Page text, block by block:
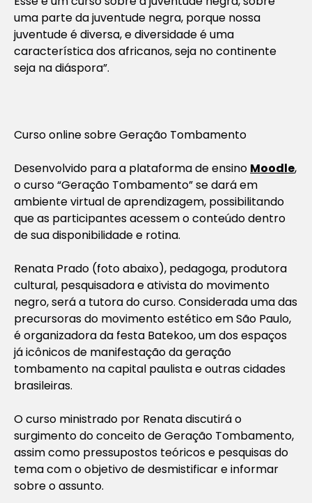
uma parte da juventude negra, porque nossa
juventude é diversa, e diversidade é uma
característica dos africanos, seja no continente
seja na diáspora”.
Curso online sobre Geração Tombamento
Desenvolvido para a plataforma de ensino Moodle,
o curso “Geração Tombamento” se dará em
ambiente virtual de aprendizagem, possibilitando
que as participantes acessem o conteúdo dentro
de sua disponibilidade e rotina.
Renata Prado (foto abaixo), pedagoga, produtora
cultural, pesquisadora e ativista do movimento
negro, será a tutora do curso. Considerada uma das
precursoras do movimento estético em São Paulo,
é organizadora da festa Batekoo, um dos espaços
já icônicos de manifestação da geração
tombamento na capital paulista e outras cidades
brasileiras.
O curso ministrado por Renata discutirá o
surgimento do conceito de Geração Tombamento,
assim como pressupostos teóricos e pesquisas do
tema com o objetivo de desmistificar e informar
sobre o assunto.